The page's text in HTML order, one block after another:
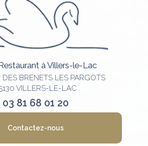
à Villers-le-Lac
DES BRENETS LES PARGOTS
VILLERS-LE-LAC
03 81 68 01 20
Contactez-nous